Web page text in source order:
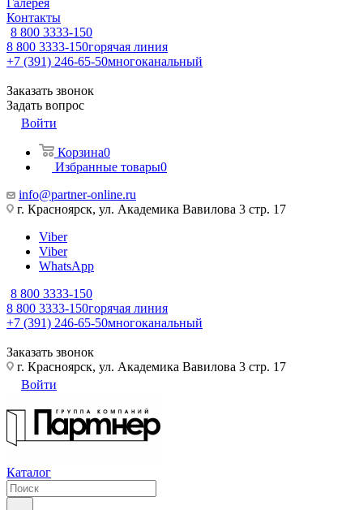
Галерея
Контакты
8 800 3333-150
8 800 3333-150горячая линия
+7 (391) 246-65-50многоканальный
Заказать звонок
Задать вопрос
Войти
Корзина0
Избранные товары0
info@partner-online.ru
г. Красноярск, ул. Академика Вавилова 3 стр. 17
Viber
Viber
WhatsApp
8 800 3333-150
8 800 3333-150горячая линия
+7 (391) 246-65-50многоканальный
Заказать звонок
г. Красноярск, ул. Академика Вавилова 3 стр. 17
Войти
Каталог